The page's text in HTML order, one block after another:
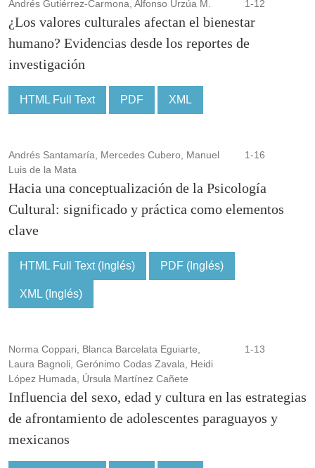
Andrés Gutiérrez-Carmona, Alfonso Urzúa M. 1-12
¿Los valores culturales afectan el bienestar
humano? Evidencias desde los reportes de
investigación
HTML Full Text PDF XML
Andrés Santamaría, Mercedes Cubero, Manuel
Luis de la Mata
1-16
Hacia una conceptualización de la Psicología
Cultural: significado y práctica como elementos
clave
HTML Full Text (Inglés) PDF (Inglés)
XML (Inglés)
Norma Coppari, Blanca Barcelata Eguiarte,
Laura Bagnoli, Gerónimo Codas Zavala, Heidi
López Humada, Úrsula Martínez Cañete
1-13
Influencia del sexo, edad y cultura en las estrategias
de afrontamiento de adolescentes paraguayos y
mexicanos